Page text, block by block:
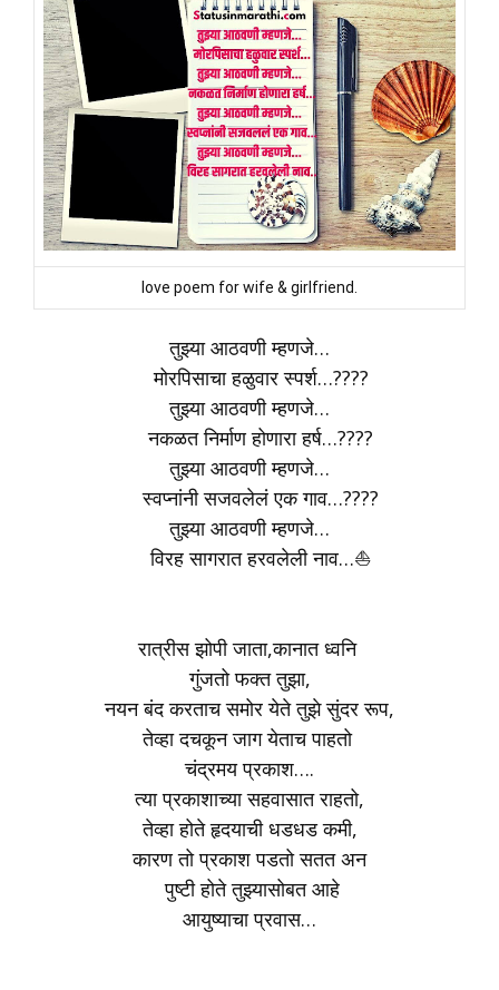
love poem for wife & girlfriend.
तुझ्या आठवणी म्हणजे…
मोरपिसाचा हळुवार स्पर्श…????
तुझ्या आठवणी म्हणजे…
नकळत निर्माण होणारा हर्ष…????
तुझ्या आठवणी म्हणजे…
स्वप्नांनी सजवलेलं एक गाव…????
तुझ्या आठवणी म्हणजे…
विरह सागरात हरवलेली नाव…⛵
रात्रीस झोपी जाता,कानात ध्वनि
गुंजतो फक्त तुझा,
नयन बंद करताच समोर येते तुझे सुंदर रूप,
तेव्हा दचकून जाग येताच पाहतो
चंद्रमय प्रकाश….
त्या प्रकाशाच्या सहवासात राहतो,
तेव्हा होते हृदयाची धडधड कमी,
कारण तो प्रकाश पडतो सतत अन
पुष्टी होते तुझ्यासोबत आहे
आयुष्याचा प्रवास…